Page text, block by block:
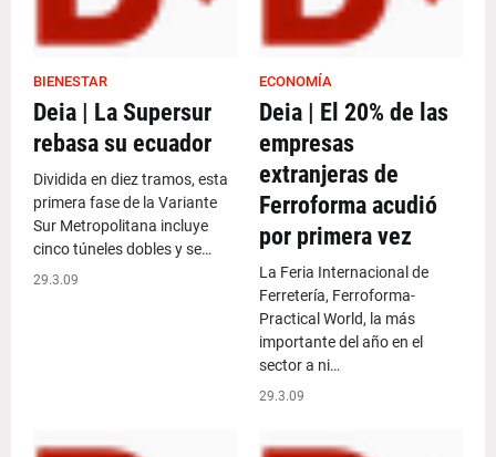
BIENESTAR
Deia | La Supersur
rebasa su ecuador
Dividida en diez tramos, esta
primera fase de la Variante
Sur Metropolitana incluye
cinco túneles dobles y se…
29.3.09
ECONOMÍA
Deia | El 20% de las
empresas
extranjeras de
Ferroforma acudió
por primera vez
La Feria Internacional de
Ferretería, Ferroforma-
Practical World, la más
importante del año en el
sector a ni…
29.3.09